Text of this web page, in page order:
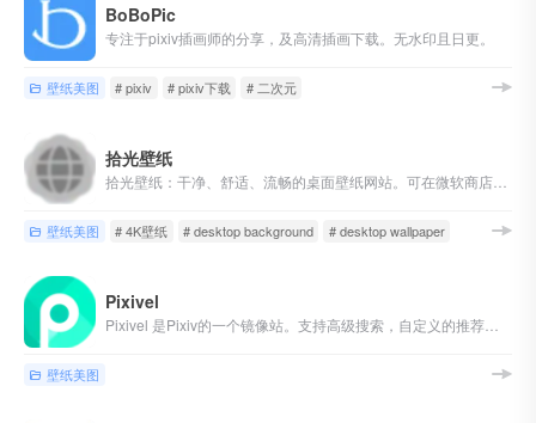
BoBoPic
专注于pixiv插画师的分享，及高清插画下载。无水印且日更。
壁纸美图 # pixiv # pixiv下载 # 二次元
拾光壁纸
壁纸美图 # 4K壁纸 # desktop background # desktop wallpaper
Pixivel
壁纸美图